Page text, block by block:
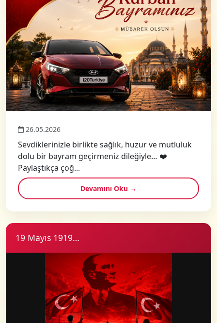
26.05.2026
Sevdiklerinizle birlikte sağlık, huzur ve mutluluk
dolu bir bayram geçirmeniz dileğiyle… ❤️
Paylaştıkça çoğ...
Devamını Oku →
19 Mayıs 1919…